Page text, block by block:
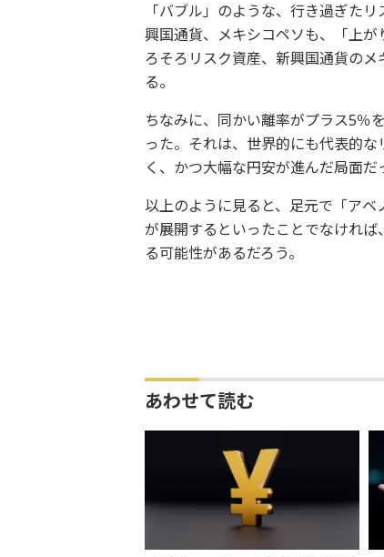
「バブル」のような、行き過ぎた
興国通貨、メキシコペソも、「上
ろそろリスク資産、新興国通貨の
る。
ちなみに、同かい離率がプラス5％
った。それは、世界的にも代表的
く、かつ大幅な円安が進んだ局面だ
以上のように見ると、足元で「ア
が展開するといったことでなけれ
る可能性があるだろう。
あわせて読む